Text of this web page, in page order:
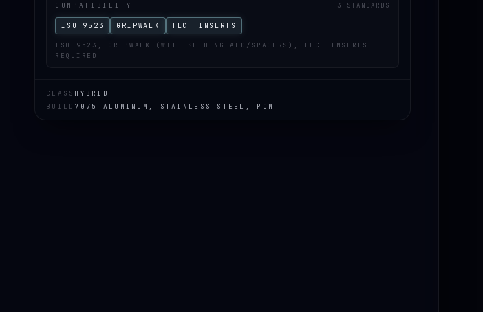
COMPATIBILITY 3 STANDARDS
ISO 9523 GRIPWALK TECH INSERTS
ISO 9523, GRIPWALK (WITH SLIDING AFD/SPACERS), TECH INSERTS
REQUIRED
CLASS HYBRID
BUILD 7075 ALUMINUM, STAINLESS STEEL, POM